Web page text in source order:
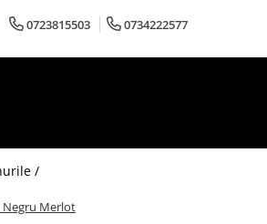
0723815503 0734222577
/
Negru Merlot